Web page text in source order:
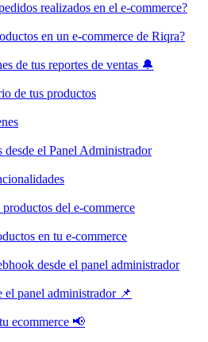
realizados en el e-commerce?
en un e-commerce de Riqra?
de tus reportes de ventas 🔔
de tus productos
desde el Panel Administrador
del e-commerce
en tu e-commerce
desde el panel administrador
el panel administrador 📌
ecommerce 📢